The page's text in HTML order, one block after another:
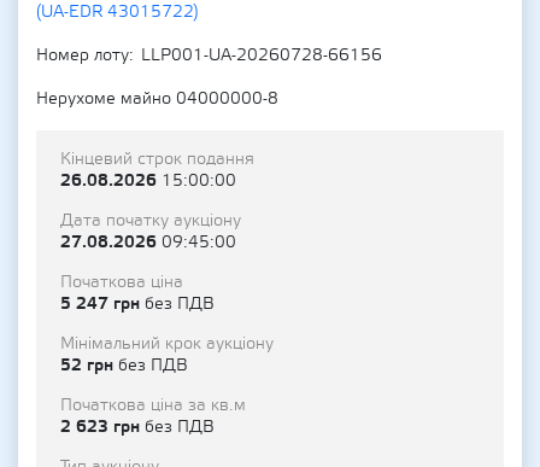
(UA-EDR 43015722)
Номер лоту
LLP001-UA-20260728-66156
Нерухоме майно 04000000-8
Кінцевий строк подання
26.08.2026 15:00:00
Дата початку аукціону
27.08.2026 09:45:00
Початкова ціна
5 247 грн без ПДВ
Мінімальний крок аукціону
52 грн без ПДВ
Початкова ціна за кв.м
2 623 грн без ПДВ